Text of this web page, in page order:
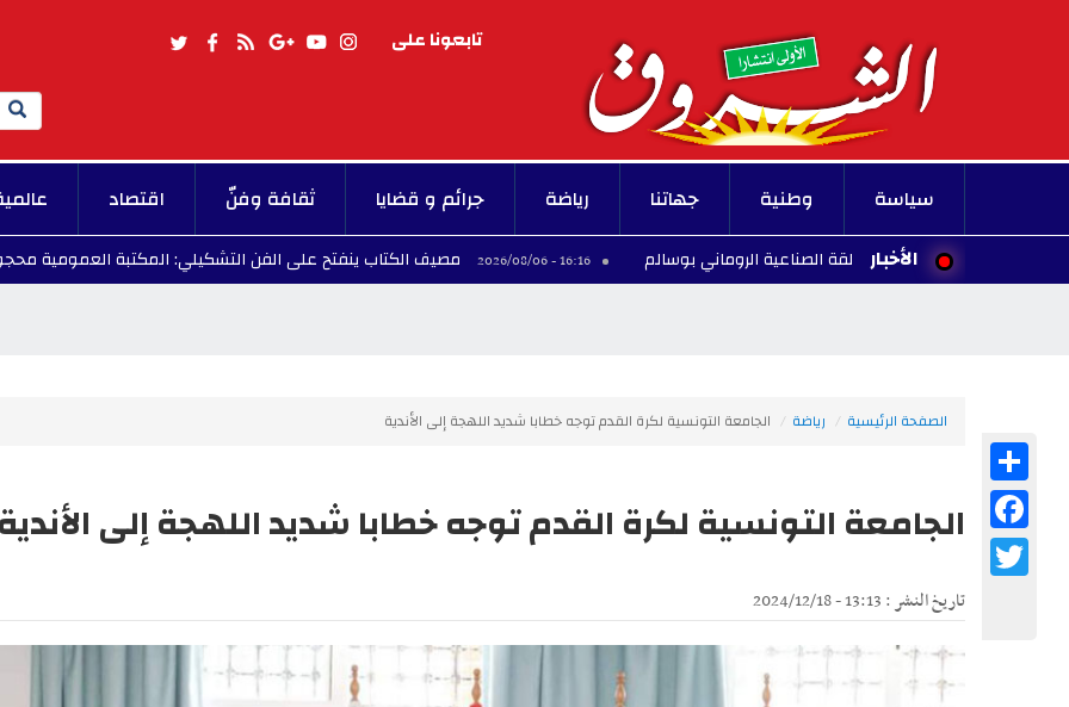
تابعونا على
Search
سياسة وطنية جهاتنا رياضة جرائم و قضايا ثقافة وفنّ اقتصاد
الأخبار
مشروع المنطقة الصناعية الروماني بوسالم 16:16 - 2026/08/06 مصيف الكتاب ينفتح على الفن التشكيلي: المكتبة العمومية محجوب العياري
الصفحة الرئيسية رياضة الجامعة التونسية لكرة القدم توجه خطابا شديد اللهجة إلى الأندية
الجامعة التونسية لكرة القدم توجه خطابا شديد اللهجة إلى الأندية
تاريخ النشر : 13:13 - 2024/12/18
Facebook
Twitter